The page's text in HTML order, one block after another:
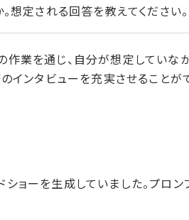
想定される回答を教えてください。
作業を通じ、自分が想定していな
ンタビューを充実させることが
ョーを生成していました。プロン